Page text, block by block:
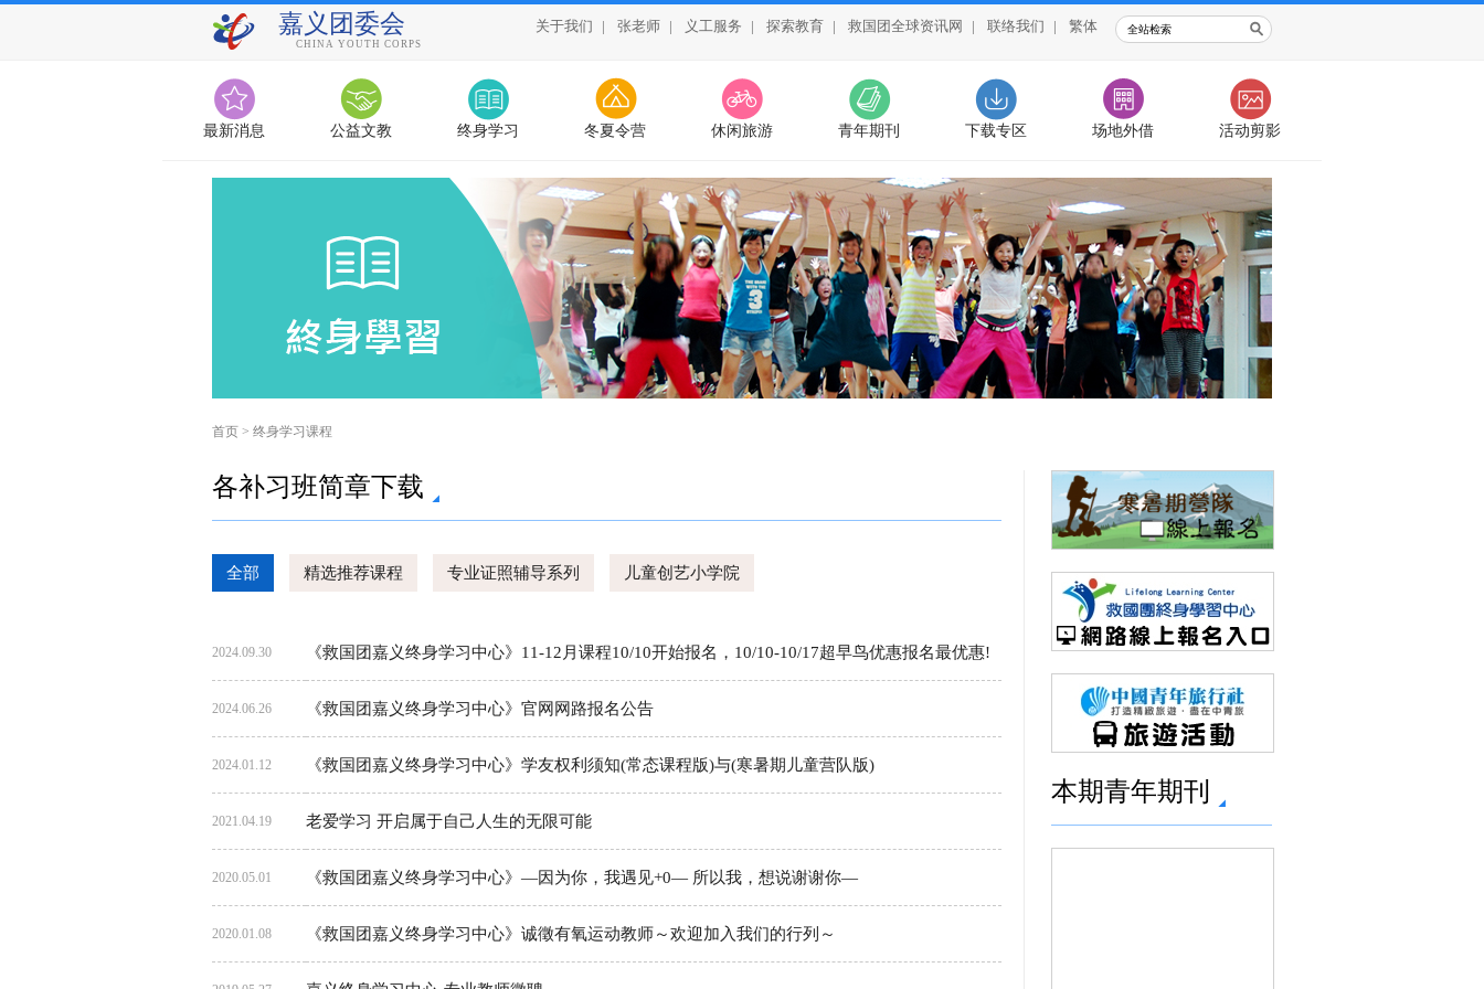
嘉义团委会
CHINA YOUTH CORPS
关于我们 | 张老师 | 义工服务 | 探索教育 | 救国团全球资讯网 | 联络我们 | 繁体
最新消息 公益文教 终身学习 冬夏令营 休闲旅游 青年期刊 下载专区 场地外借 活动剪影
首页 > 终身学习课程
各补习班简章下载
全部 精选推荐课程 专业证照辅导系列 儿童创艺小学院
2024.09.30 《救国团嘉义终身学习中心》11-12月课程10/10开始报名，10/10-10/17超早鸟优惠报名最优惠!
2024.06.26 《救国团嘉义终身学习中心》官网网路报名公告
2024.01.12 《救国团嘉义终身学习中心》学友权利须知(常态课程版)与(寒暑期儿童营队版)
2021.04.19 老爱学习 开启属于自己人生的无限可能
2020.05.01 《救国团嘉义终身学习中心》—因为你，我遇见+0— 所以我，想说谢谢你—
2020.01.08 《救国团嘉义终身学习中心》诚徵有氧运动教师～欢迎加入我们的行列～
本期青年期刊